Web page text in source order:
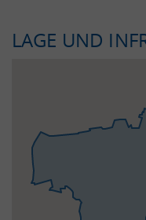
LAGE UND